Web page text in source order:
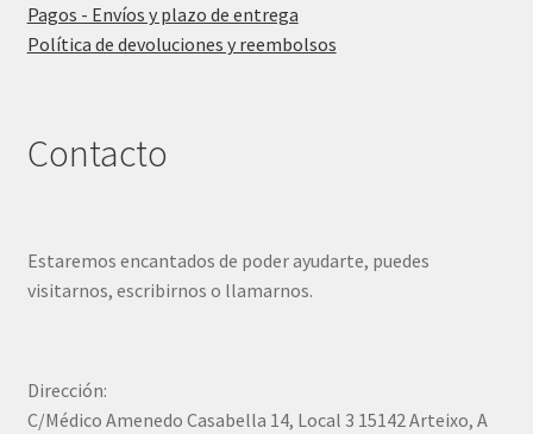
Pagos - Envíos y plazo de entrega
Política de devoluciones y reembolsos
Contacto
Estaremos encantados de poder ayudarte, puedes
visitarnos, escribirnos o llamarnos.
Dirección:
C/Médico Amenedo Casabella 14, Local 3 15142 Arteixo, A